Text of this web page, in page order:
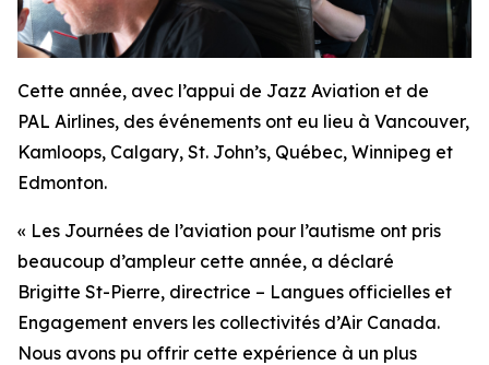
Cette année, avec l’appui de Jazz Aviation et de
PAL Airlines, des événements ont eu lieu à Vancouver,
Kamloops, Calgary, St. John’s, Québec, Winnipeg et
Edmonton.
« Les Journées de l’aviation pour l’autisme ont pris
beaucoup d’ampleur cette année, a déclaré
Brigitte St-Pierre, directrice – Langues officielles et
Engagement envers les collectivités d’Air Canada.
Nous avons pu offrir cette expérience à un plus